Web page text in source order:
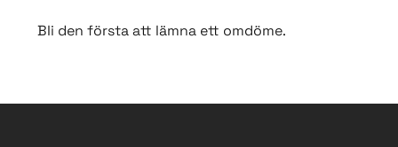
Bli den första att lämna ett omdöme.